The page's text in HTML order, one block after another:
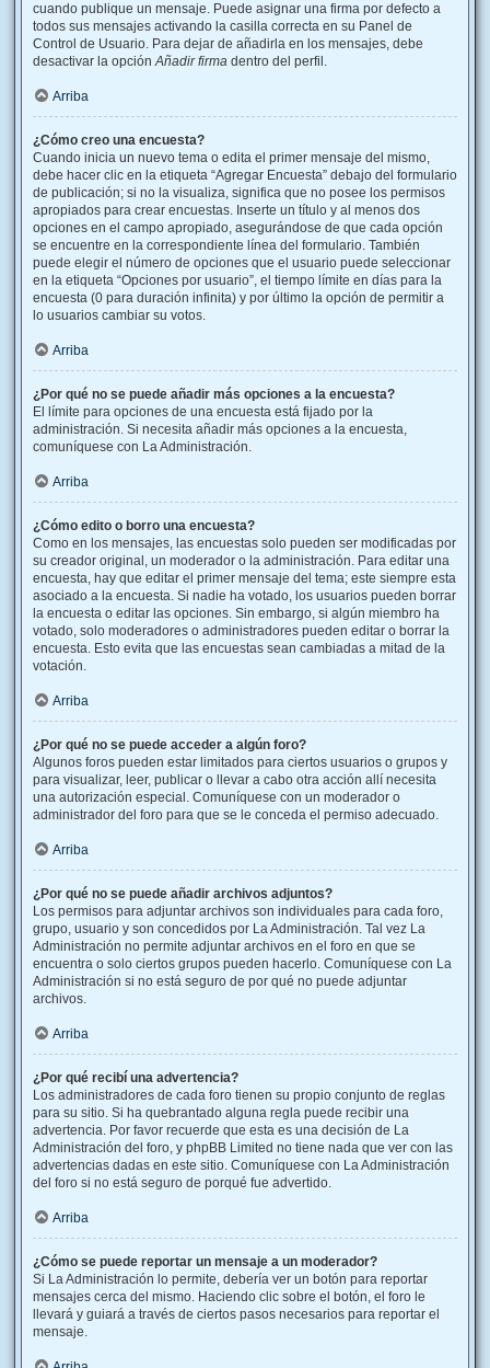
cuando publique un mensaje. Puede asignar una firma por defecto a
todos sus mensajes activando la casilla correcta en su Panel de
Control de Usuario. Para dejar de añadirla en los mensajes, debe
desactivar la opciónAñadir firma dentro del perfil.
Arriba
¿Cómo creo una encuesta?
Cuando inicia un nuevo tema o edita el primer mensaje del mismo,
debe hacer clic en la etiqueta “Agregar Encuesta” debajo del formulario
de publicación; si no la visualiza, significa que no posee los permisos
apropiados para crear encuestas. Inserte un título y al menos dos
opciones en el campo apropiado, asegurándose de que cada opción
se encuentre en la correspondiente línea del formulario. También
puede elegir el número de opciones que el usuario puede seleccionar
en la etiqueta “Opciones por usuario”, el tiempo límite en días para la
encuesta (0 para duración infinita) y por último la opción de permitir a
lo usuarios cambiar su votos.
Arriba
¿Por qué no se puede añadir más opciones a la encuesta?
El límite para opciones de una encuesta está fijado por la
administración. Si necesita añadir más opciones a la encuesta,
comuníquese con La Administración.
Arriba
¿Cómo edito o borro una encuesta?
Como en los mensajes, las encuestas solo pueden ser modificadas por
su creador original, un moderador o la administración. Para editar una
encuesta, hay que editar el primer mensaje del tema; este siempre esta
asociado a la encuesta. Si nadie ha votado, los usuarios pueden borrar
la encuesta o editar las opciones. Sin embargo, si algún miembro ha
votado, solo moderadores o administradores pueden editar o borrar la
encuesta. Esto evita que las encuestas sean cambiadas a mitad de la
votación.
Arriba
¿Por qué no se puede acceder a algún foro?
Algunos foros pueden estar limitados para ciertos usuarios o grupos y
para visualizar, leer, publicar o llevar a cabo otra acción allí necesita
una autorización especial. Comuníquese con un moderador o
administrador del foro para que se le conceda el permiso adecuado.
Arriba
¿Por qué no se puede añadir archivos adjuntos?
Los permisos para adjuntar archivos son individuales para cada foro,
grupo, usuario y son concedidos por La Administración. Tal vez La
Administración no permite adjuntar archivos en el foro en que se
encuentra o solo ciertos grupos pueden hacerlo. Comuníquese con La
Administración si no está seguro de por qué no puede adjuntar
archivos.
Arriba
¿Por qué recibí una advertencia?
Los administradores de cada foro tienen su propio conjunto de reglas
para su sitio. Si ha quebrantado alguna regla puede recibir una
advertencia. Por favor recuerde que esta es una decisión de La
Administración del foro, y phpBB Limited no tiene nada que ver con las
advertencias dadas en este sitio. Comuníquese con La Administración
del foro si no está seguro de porqué fue advertido.
Arriba
¿Cómo se puede reportar un mensaje a un moderador?
Si La Administración lo permite, debería ver un botón para reportar
mensajes cerca del mismo. Haciendo clic sobre el botón, el foro le
llevará y guiará a través de ciertos pasos necesarios para reportar el
mensaje.